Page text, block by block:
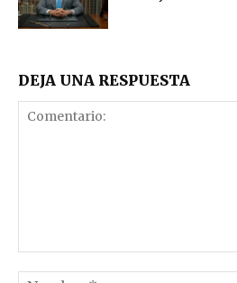
DEJA UNA RESPUESTA